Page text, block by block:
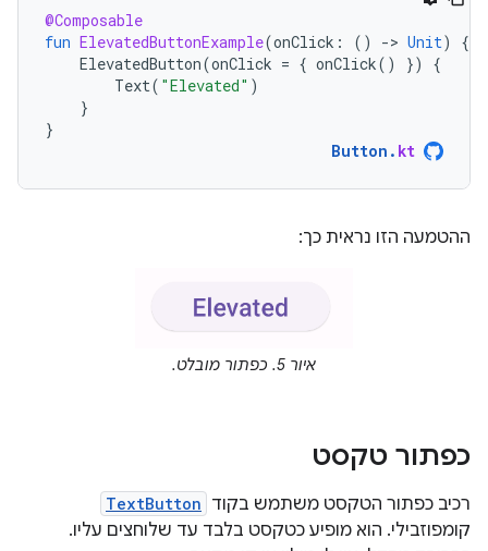
@Composable
fun ElevatedButtonExample(onClick : () -> Unit)
{
ElevatedButton(onClick = { onClick() })
{
Text( "Elevated" )
}
}
Button . kt
ההטמעה הזו נראית כך:
איור 5. כפתור מובלט.
כפתור טקסט
רכיב כפתור הטקסט משתמש בקוד TextButton
קומפוזבילי. הוא מופיע כטקסט בלבד עד שלוחצים עליו.